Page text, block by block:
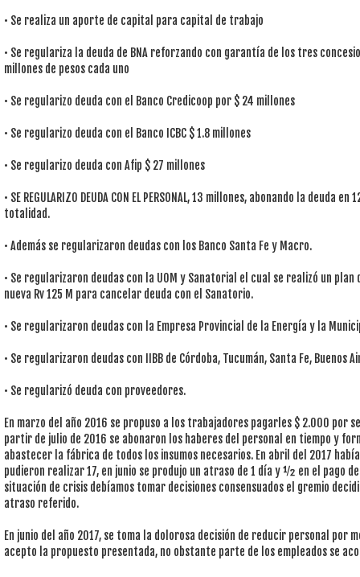
• Se realiza un aporte de capital para capital de trabajo
• Se regulariza la deuda de BNA reforzando con garantía de los tres
millones de pesos cada uno
• Se regularizo deuda con el Banco Credicoop por $ 24 millones
• Se regularizo deuda con el Banco ICBC $ 1.8 millones
• Se regularizo deuda con Afip $ 27 millones
• SE REGULARIZO DEUDA CON EL PERSONAL, 13 millones, abonando la deuda
totalidad.
• Además se regularizaron deudas con los Banco Santa Fe y Macro.
• Se regularizaron deudas con la UOM y Sanatorial el cual se realizó un
nueva Rv 125 M para cancelar deuda con el Sanatorio.
• Se regularizaron deudas con la Empresa Provincial de la Energía y la
• Se regularizaron deudas con IIBB de Córdoba, Tucumán, Santa Fe, Buenos
• Se regularizó deuda con proveedores.
En marzo del año 2016 se propuso a los trabajadores pagarles $ 2.000 por
partir de julio de 2016 se abonaron los haberes del personal en tiempo y
abastecer la fábrica de todos los insumos necesarios. En abril del 2017
pudieron realizar 17, en junio se produjo un atraso de 1 día y ½ en el pago
situación de crisis debíamos tomar decisiones consensuados el gremio
atraso referido.
En junio del año 2017, se toma la dolorosa decisión de reducir personal por
acepto la propuesto presentada, no obstante parte de los empleados se